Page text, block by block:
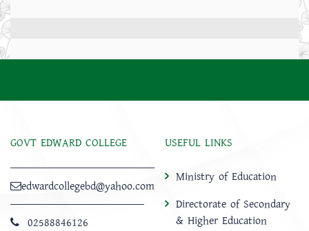
GOVT EDWARD COLLEGE
edwardcollegebd@yahoo.com
02588846126
USEFUL LINKS
Ministry of Education
Directorate of Secondary
& Higher Education